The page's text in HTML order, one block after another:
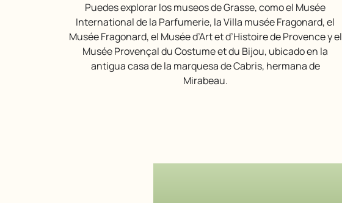
Puedes explorar los museos de Grasse, como el Musée
International de la Parfumerie, la Villa musée Fragonard, el
Musée Fragonard, el Musée d’Art et d’Histoire de Provence y el
Musée Provençal du Costume et du Bijou, ubicado en la
antigua casa de la marquesa de Cabris, hermana de
Mirabeau.